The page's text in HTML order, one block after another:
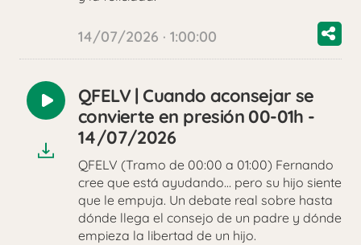
14/07/2026 · 1:00:00
Reproducir
audio
QFELV | Cuando aconsejar se
convierte en presión 00-01h -
14/07/2026
QFELV (Tramo de 00:00 a 01:00) Fernando
cree que está ayudando… pero su hijo siente
que le empuja. Un debate real sobre hasta
dónde llega el consejo de un padre y dónde
empieza la libertad de un hijo.